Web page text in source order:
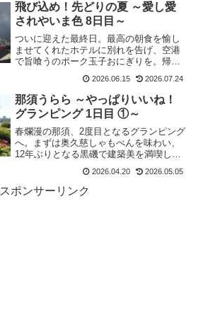
飛び込め！先どりの夏 ～愛し愛
されやいま色 8日目～
ついに迎えた最終日。最高の朝食を愉し
ませてくれたホテルに別れを告げ、空港
で旨喰うのポーク玉子おにぎりを。帰宅
大東寿司で旅の余韻を噛みしめる。八重
山を愛し、そして八重山に愛され。この
旅は、相思相愛を確かめる奇跡の夏とな
りました。
2026.06.15 2026.07.24
那須うらら ～やっぱりいいね！
グランピング 1日目 ①～
春爛漫の那須、2度目となるグランピング
へ。まずは奥久慈しゃもべんを味わい、
12年ぶりとなる黒磯で建築美を満喫しま
2026.04.20 2026.05.05
スポンサーリンク